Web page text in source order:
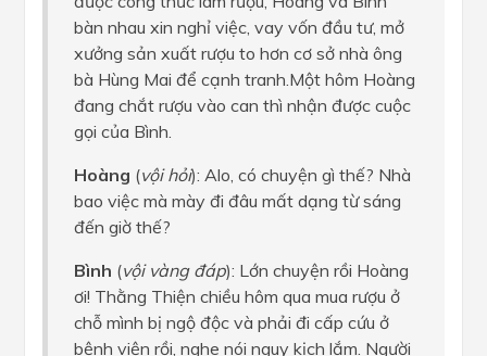
bàn nhau xin nghỉ việc, vay vốn đầu tư, mở
xưởng sản xuất rượu to hơn cơ sở nhà ông
bà Hùng Mai để cạnh tranh.Một hôm Hoàng
đang chắt rượu vào can thì nhận được cuộc
gọi của Bình.
Hoàng (vội hỏi): Alo, có chuyện gì thế? Nhà
bao việc mà mày đi đâu mất dạng từ sáng
đến giờ thế?
Bình (vội vàng đáp): Lớn chuyện rồi Hoàng
ơi! Thằng Thiện chiều hôm qua mua rượu ở
chỗ mình bị ngộ độc và phải đi cấp cứu ở
bệnh viện rồi, nghe nói nguy kịch lắm. Người